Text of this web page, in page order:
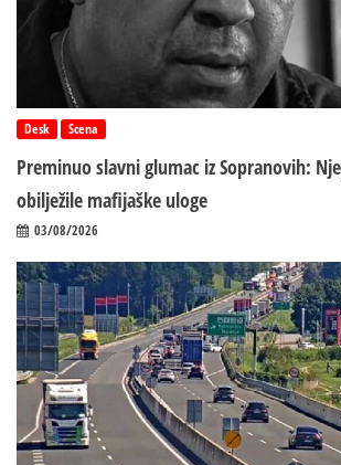
Desk Scena
Preminuo slavni glumac iz Sopranovih:
obilježile mafijaške uloge
03/08/2026